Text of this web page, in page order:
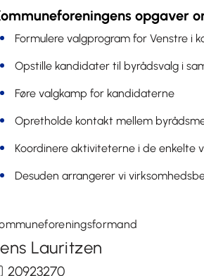
opgaver
Formulere valgprogram for Venstre i
Opstille kandidater til byrådsvalg i
Føre valgkamp for kandidaterne
Opretholde kontakt mellem
Koordinere aktiviteterne i de enkelte
Desuden arrangerer vi
Lauritzen
20923270